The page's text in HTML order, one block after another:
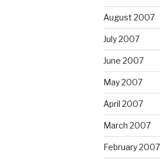
August 2007
July 2007
June 2007
May 2007
April 2007
March 2007
February 2007